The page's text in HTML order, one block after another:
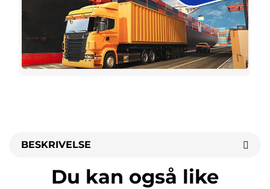
BESKRIVELSE
Du kan også like